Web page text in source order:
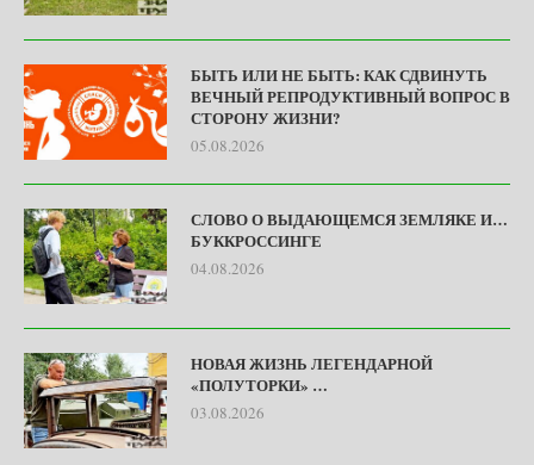
БЫТЬ ИЛИ НЕ БЫТЬ: КАК СДВИНУТЬ
ВЕЧНЫЙ РЕПРОДУКТИВНЫЙ ВОПРОС В
СТОРОНУ ЖИЗНИ?
05.08.2026
СЛОВО О ВЫДАЮЩЕМСЯ ЗЕМЛЯКЕ И…
БУККРОССИНГЕ
04.08.2026
НОВАЯ ЖИЗНЬ ЛЕГЕНДАРНОЙ
«ПОЛУТОРКИ» …
03.08.2026